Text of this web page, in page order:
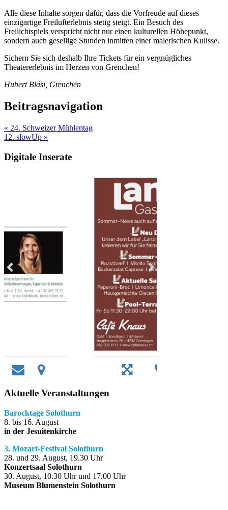
Alle diese Inhalte sorgen dafür, dass die Vorfreude auf dieses
einzigartige Freilufterlebnis stetig steigt. Ein Besuch des
Freilichtspiels verspricht nicht nur einen kulturellen Höhepunkt,
sondern auch gesellige Stunden inmitten einer malerischen Kulisse.
Sichern Sie sich deshalb Ihre Tickets für ein vergnügliches
Theatererlebnis im Herzen von Grenchen!
Hubert Bläsi, Grenchen
Beitragsnavigation
« 24. Schweizer Mühlentag
12. slowUp »
Digitale Inserate
Aktuelle Veranstaltungen
Barocktage Solothurn
8. bis 16. August
in der Jesuitenkirche
3. Mozart-Festival Solothurn
28. und 29. August, 19.30 Uhr
Konzertsaal Solothurn
30. August, 10.30 Uhr und 17.00 Uhr
Museum Blumenstein Solothurn